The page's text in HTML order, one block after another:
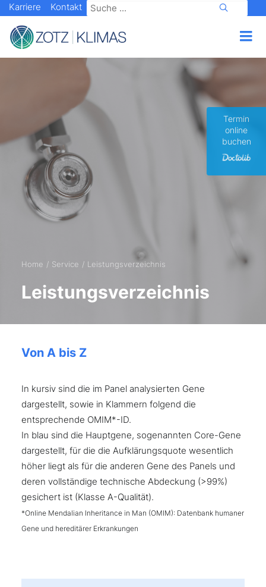
Termin
online
buchen
Karriere Kontakt
Home Service Leistungsverzeichnis
Leistungsverzeichnis
Von A bis Z
In kursiv sind die im Panel analysierten Gene
dargestellt, sowie in Klammern folgend die
entsprechende OMIM*-ID.
In blau sind die Hauptgene, sogenannten Core-Gene
dargestellt, für die die Aufklärungsquote wesentlich
höher liegt als für die anderen Gene des Panels und
deren vollständige technische Abdeckung (>99%)
gesichert ist (Klasse A-Qualität).
*Online Mendalian Inheritance in Man (OMIM): Datenbank humaner
Gene und hereditärer Erkrankungen